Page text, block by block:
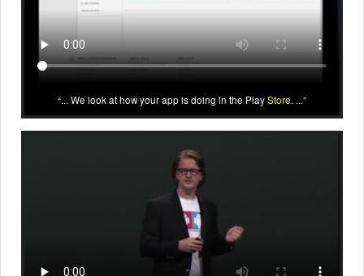
... We look at how your app is doing in the PlayStore. ...